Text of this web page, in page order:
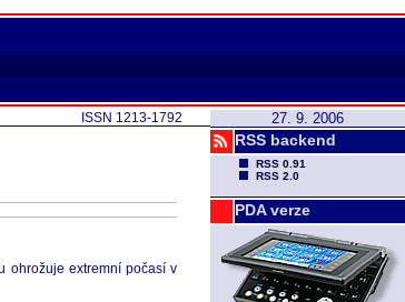
27. 9. 2006
RSS backend
RSS 0.91
RSS 2.0
PDA verze
ISSN 1213-1792
ohrožuje extremní počasí v